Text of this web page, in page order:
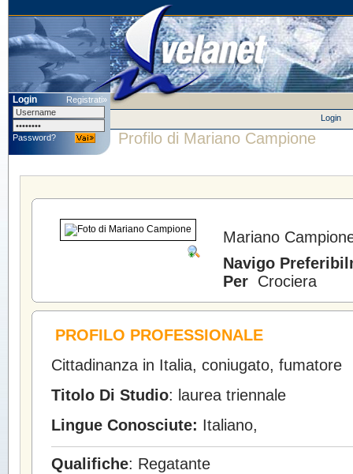
Login Registrati»
Password?
Login
Profilo di Mariano Campione
Mariano
Navigo
PerCrociera
PROFILO PROFESSIONALE
Cittadinanza in Italia, coniugato, fumatore
Titolo Di Studio: laurea triennale
Lingue Conosciute: Italiano,
Qualifiche: Regatante